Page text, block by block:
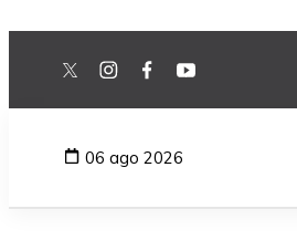
twitterinstagram
facebookyoutube
06 ago 2026